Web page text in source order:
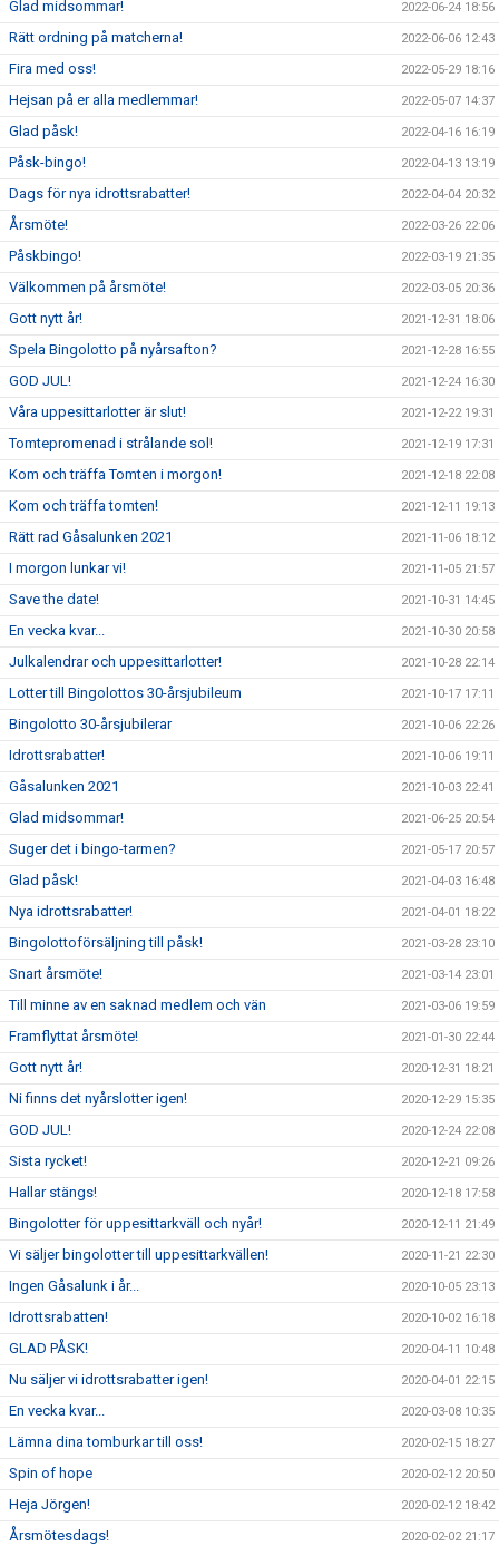
Glad midsommar! 2022-06-24 18:56
Rätt ordning på matcherna! 2022-06-06 12:43
Fira med oss! 2022-05-29 18:16
Hejsan på er alla medlemmar! 2022-05-07 14:37
Glad påsk! 2022-04-16 16:19
Påsk-bingo! 2022-04-13 13:19
Dags för nya idrottsrabatter! 2022-04-04 20:32
Årsmöte! 2022-03-26 22:06
Påskbingo! 2022-03-19 21:35
Välkommen på årsmöte! 2022-03-05 20:36
Gott nytt år! 2021-12-31 18:06
Spela Bingolotto på nyårsafton? 2021-12-28 16:55
GOD JUL! 2021-12-24 16:30
Våra uppesittarlotter är slut! 2021-12-22 19:31
Tomtepromenad i strålande sol! 2021-12-19 17:31
Kom och träffa Tomten i morgon! 2021-12-18 22:08
Kom och träffa tomten! 2021-12-11 19:13
Rätt rad Gåsalunken 2021 2021-11-06 18:12
I morgon lunkar vi! 2021-11-05 21:57
Save the date! 2021-10-31 14:45
En vecka kvar... 2021-10-30 20:58
Julkalendrar och uppesittarlotter! 2021-10-28 22:14
Lotter till Bingolottos 30-årsjubileum 2021-10-17 17:11
Bingolotto 30-årsjubilerar 2021-10-06 22:26
Idrottsrabatter! 2021-10-06 19:11
Gåsalunken 2021 2021-10-03 22:41
Glad midsommar! 2021-06-25 20:54
Suger det i bingo-tarmen? 2021-05-17 20:57
Glad påsk! 2021-04-03 16:48
Nya idrottsrabatter! 2021-04-01 18:22
Bingolottoförsäljning till påsk! 2021-03-28 23:10
Snart årsmöte! 2021-03-14 23:01
Till minne av en saknad medlem och vän 2021-03-06 19:59
Framflyttat årsmöte! 2021-01-30 22:44
Gott nytt år! 2020-12-31 18:21
Ni finns det nyårslotter igen! 2020-12-29 15:35
GOD JUL! 2020-12-24 22:08
Sista rycket! 2020-12-21 09:26
Hallar stängs! 2020-12-18 17:58
Bingolotter för uppesittarkväll och nyår! 2020-12-11 21:49
Vi säljer bingolotter till uppesittarkvällen! 2020-11-21 22:30
Ingen Gåsalunk i år... 2020-10-05 23:13
Idrottsrabatten! 2020-10-02 16:18
GLAD PÅSK! 2020-04-11 10:48
Nu säljer vi idrottsrabatter igen! 2020-04-01 22:15
En vecka kvar... 2020-03-08 10:35
Lämna dina tomburkar till oss! 2020-02-15 18:27
Spin of hope 2020-02-12 20:50
Heja Jörgen! 2020-02-12 18:42
Årsmötesdags! 2020-02-02 21:17